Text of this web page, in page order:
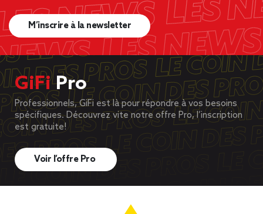
M’inscrire à la newsletter
GiFiPro
Professionnels, GiFi est là pour répondre à vos besoins
spécifiques. Découvrez vite notre offre Pro, l’inscription
est gratuite!
Voir l’offre Pro